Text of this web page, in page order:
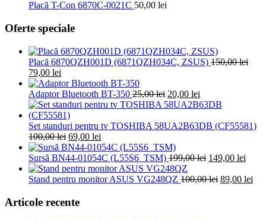
Placă T-Con 6870C-0021C 50,00 lei
Oferte speciale
Placă 6870QZH001D (6871QZH034C, ZSUS) 150,00lei
Prețul
inițial
a
fost:
150,00 lei.
79,00 lei
curent
este:
79,00 lei.
Adaptor Bluetooth BT-350 25,00lei Prețul
inițial
fost:
20,00 lei
curent
20,00 lei.
Set standuri pentru tv TOSHIBA 58UA2B63DB (CF55581)
100,00lei Prețul
inițial
a
fost:
100,00 lei.
69,00 lei
curent
este:
69,00 lei.
Sursă BN44-01054C (L55S6_TSM) 199,00lei Prețul
a
149,00 lei
este:
Stand pentru monitor ASUS VG248QZ 100,00lei Prețul
89,00 lei
Articole recente